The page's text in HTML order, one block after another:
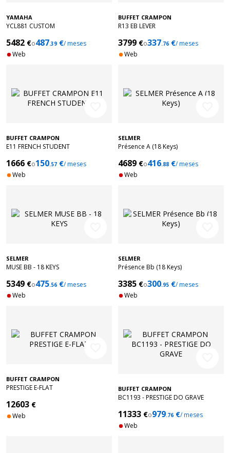
YAMAHA
YCL881 CUSTOM
5482 €o487.39 €/ meses
Web
BUFFET CRAMPON
R13 EB LEVER
3799 €o337.76 €/ meses
Web
BUFFET CRAMPON
E11 FRENCH STUDENT
1666 €o150.57 €/ meses
Web
SELMER
Présence A (18 Keys)
4689 €o416.88 €/ meses
Web
SELMER
MUSE BB - 18 KEYS
5349 €o475.56 €/ meses
Web
SELMER
Présence Bb (18 Keys)
3385 €o300.95 €/ meses
Web
BUFFET CRAMPON
PRESTIGE E-FLAT
12603 €
Web
BUFFET CRAMPON
BC1193 - PRESTIGE DO GRAVE
11333 €o979.76 €/ meses
Web